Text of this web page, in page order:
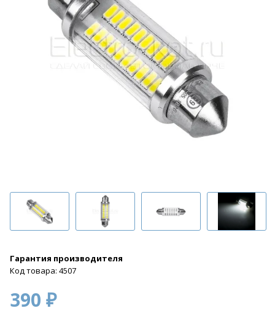
Гарантия производителя
Код товара: 4507
390 ₽